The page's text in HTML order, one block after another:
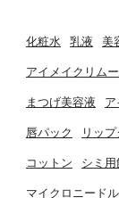
化粧水 乳液 美
アイメイクリム
まつげ美容液 ア
唇パック リッ
コットン シミ
マイクロニード